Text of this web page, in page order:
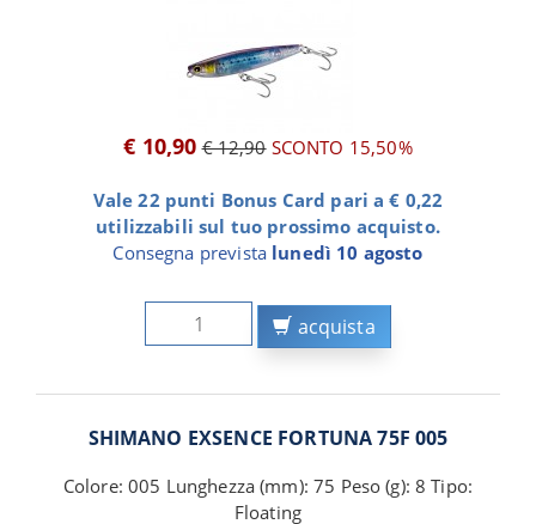
€ 10,90 € 12,90SCONTO 15,50%
Vale 22 punti Bonus Card pari a € 0,22
utilizzabili sul tuo prossimo acquisto.
Consegna prevista lunedì 10 agosto
acquista
SHIMANO EXSENCE FORTUNA 75F 005
Colore: 005 Lunghezza (mm): 75 Peso (g): 8 Tipo:
Floating